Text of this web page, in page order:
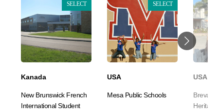
SELECT
Kanada
New Brunswick French
International Student
SELECT
USA
Mesa Public Schools
USA
Brevard